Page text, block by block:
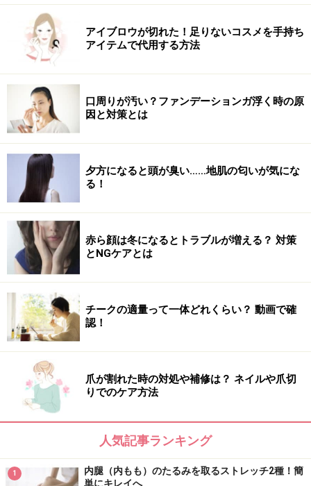
4､ゆっくりと力を抜き、お休みを
4､30秒キープしたら、ゆっくりと力を抜いて、30秒お休
キープ！
3～4を、1日3～5セット、左右共に行います。
このトレーニングは「内転筋」という、いわゆる内もも
の筋肉に効果があります。
内転筋は、脚を内側に閉じる時に使われる筋肉で、骨盤
を正しい位置に保つ役割もあります。日常生活では、他
の筋肉に比べてもあまり使われることがないので、非常
に衰えやすく、意識してトレーニングをしないと内もも
に脂肪が付きやすくなってしまいます。
1日10分で出来る、とっても簡単なトレーニングです！
是非、習慣化してみてくださいね。「美は1日にして成
らず」です。毎日の積み重ねることで、必ず太ももにす
同時に、太ももトレーニングも行うことで、よりすっき
アイブロウが切れた！足りないコスメを手持ち
アイテムで代用する方法
口周りが汚い？ファンデーションガ浮く時の原
因と対策とは
夕方になると頭が臭い……地肌の匂いが気にな
る！
赤ら顔は冬になるとトラブルが増える？ 対策
とNGケアとは
チークの適量って一体どれくらい？ 動画で確
認！
爪が割れた時の対処や補修は？ ネイルや爪切
りでのケア方法
人気記事ランキング
1
内腿（内もも）のたるみを取るストレッチ2種！簡
単にキレイへ